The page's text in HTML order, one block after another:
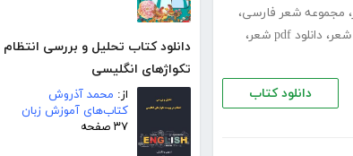
دانلود کتاب تحلیل و بررسی
تکواژهای انگلیسی
از: محمد آذروش
کتاب‌های آموزش زبان
۳۷ صفحه
، مجموعه شعر فارسی،
، دانلود pdf شعر
،
دانلود کتاب